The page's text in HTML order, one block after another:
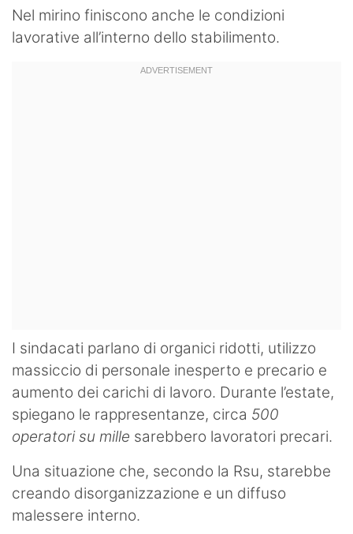
Nel mirino finiscono anche le condizioni
lavorative all’interno dello stabilimento.
I sindacati parlano di organici ridotti, utilizzo
massiccio di personale inesperto e precario e
aumento dei carichi di lavoro. Durante l’estate,
spiegano le rappresentanze, circa 500
operatori su mille sarebbero lavoratori precari.
Una situazione che, secondo la Rsu, starebbe
creando disorganizzazione e un diffuso
malessere interno.